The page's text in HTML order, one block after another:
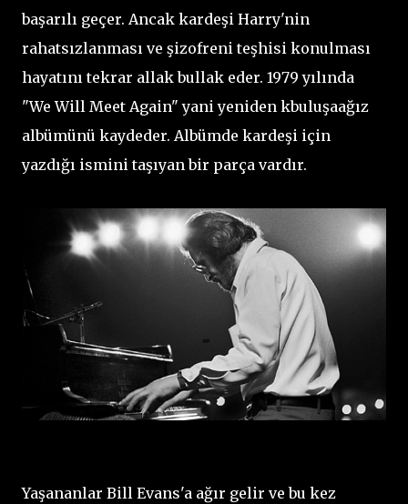
başarılı geçer. Ancak kardeşi Harry'nin
rahatsızlanması ve şizofreni teşhisi konulması
hayatını tekrar allak bullak eder. 1979 yılında
"We Will Meet Again" yani yeniden kbuluşaağız
albümünü kaydeder. Albümde kardeşi için
yazdığı ismini taşıyan bir parça vardır.
Yaşananlar Bill Evans'a ağır gelir ve bu kez